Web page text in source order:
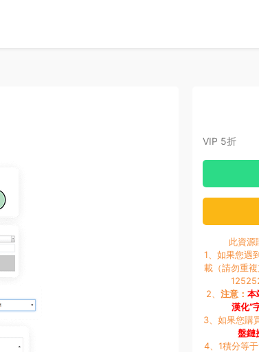
VIP 5折
此資源
1、如果您遇
載（請勿重
2、 注意： 本
漢化”
3、如果您購
盤鏈
4、1積分等